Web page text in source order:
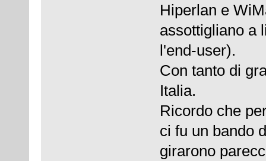
Hiperlan e
assottigliano a
l'end-user).
Con tanto di
Italia.
Ricordo che
ci fu un bando
girarono